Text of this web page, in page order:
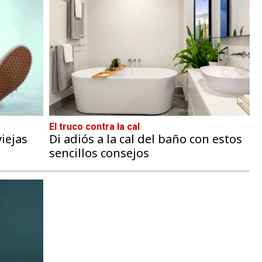
El truco contra la cal
Di adiós a la cal del baño con estos
sencillos consejos